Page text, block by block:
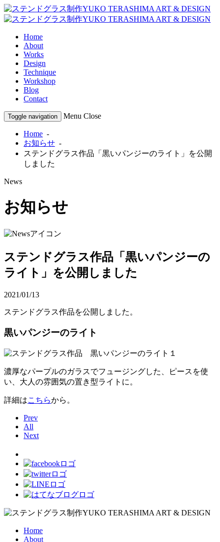
Home
About
Works
Design
Technique
Workshop
Blog
Contact
Toggle navigation Menu Close
Home -
お知らせ -
ステンドグラス作品「黒いパンジーのライト」を公開
しました
News
お知らせ
ステンドグラス作品「黒いパンジーの
ライト」を公開しました
2021/01/13
ステンドグラス作品を公開しました。
黒いパンジーのライト
濃厚なパープルのガラスでフュージングした、ピースを使
い、大人の雰囲気の置き型ライトに。
詳細はこちらから。
Prev
All
Next
Home
About